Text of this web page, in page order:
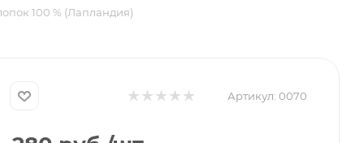
100 % (Лапландия)
Артикул: 0070